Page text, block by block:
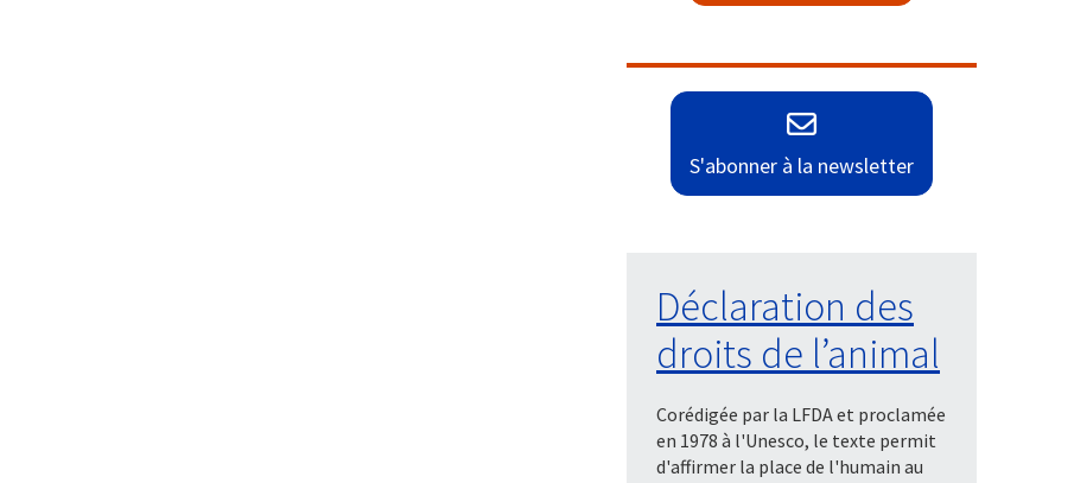
S'abonner à la newsletter
Déclaration des
droits de l’animal
Corédigée par la LFDA et proclamée
en 1978 à l'Unesco, le texte permit
d'affirmer la place de l'humain au